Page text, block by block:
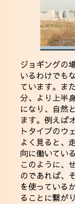
ジョギングの
いるわけでも
ています。ま
分、より上半
になり、自然
ます。例えば
トタイプのウ
よく見ると、
向に働いてい
このように、
のであれば、
を使っている
ることに繋が